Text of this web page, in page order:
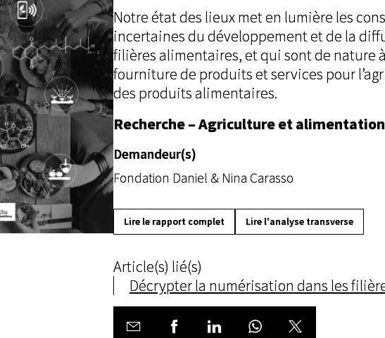
Notre état des lieux met en lumière les
incertaines du développement et de la
filières alimentaires, et qui sont de nature
fourniture de produits et services pour
des produits alimentaires.
Recherche – Agriculture et alimentation
Demandeur(s)
Fondation Daniel & Nina Carasso
Lire le rapport complet Lire l'analyse transverse
Article(s) lié(s)
Décrypter la numérisation dans les